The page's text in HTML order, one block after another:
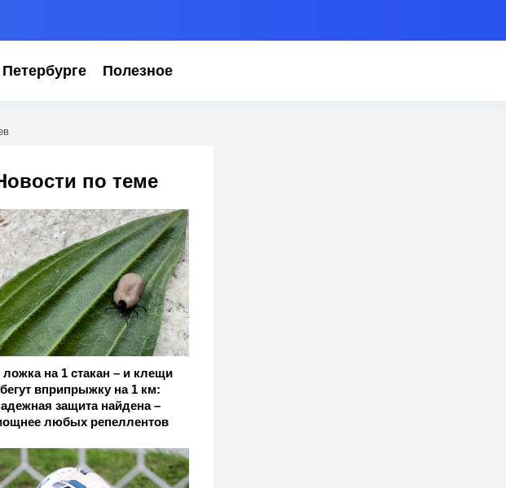
Полезное
по теме
ложка на 1 стакан – и клещи
вприпрыжку на 1 км:
защита найдена –
любых репеллентов